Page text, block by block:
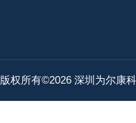
版权所有©2026 深圳为尔康